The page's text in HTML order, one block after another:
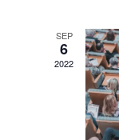
SEP
6
2022